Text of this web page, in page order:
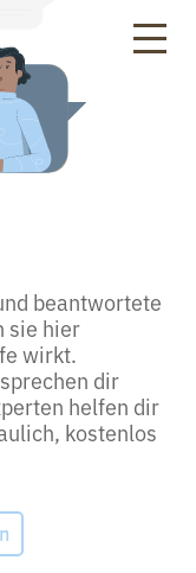
beantwortete
sie hier
wirkt.
dir
helfen dir
kostenlos